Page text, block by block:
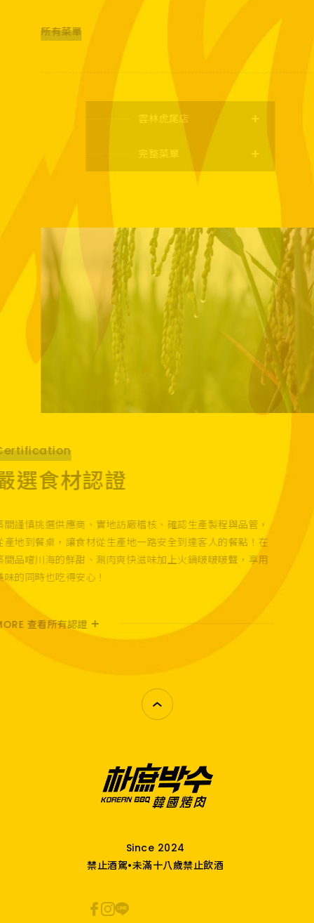
所有菜單
雲林虎尾店
完整菜單
Certification
嚴選食材認證
築間謹慎挑選供應商、實地訪廠稽核、確認生產製程與品管，
從產地到餐桌，讓食材從生產地一路安全到達客人的餐點！在
築間品嚐川海的鮮甜、涮肉爽快滋味加上火鍋啵啵啵聲，享用
美味的同時也吃得安心！
MORE 查看所有認證
Since 2024
禁止酒駕•未滿十八歲禁止飲酒